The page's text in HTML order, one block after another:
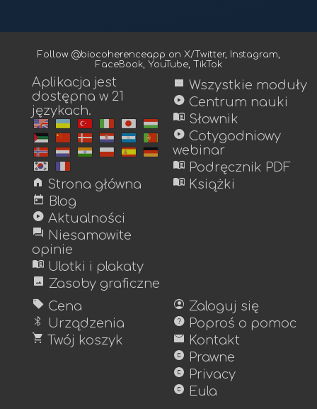
Follow @biocoherenceapp on X/Twitter, Instagram,
FaceBook, YouTube, TikTok
Aplikacja jest
dostępna w 21
językach.
home Strona główna
today Blog
play_circle Aktualności
forum Niesamowite
opinie
menu_book Ulotki i plakaty
image Zasoby graficzne
view_module Wszystkie moduły
play_circle Centrum nauki
menu_book Słownik
play_circle Cotygodniowy
webinar
menu_book Podręcznik PDF
menu_book Książki
sell Cena
bluetooth Urządzenia
shopping_cart Twój koszyk
account_circle Zaloguj się
help Poproś o pomoc
mail Kontakt
copyright Prawne
copyright Privacy
copyright Eula